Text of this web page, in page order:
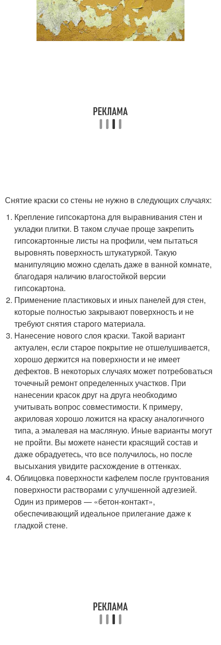
Снятие краски со стены не нужно в следующих случаях:
Крепление гипсокартона для выравнивания стен и
укладки плитки. В таком случае проще закрепить
гипсокартонные листы на профили, чем пытаться
выровнять поверхность штукатуркой. Такую
манипуляцию можно сделать даже в ванной комнате,
благодаря наличию влагостойкой версии
гипсокартона.
Применение пластиковых и иных панелей для стен,
которые полностью закрывают поверхность и не
требуют снятия старого материала.
Нанесение нового слоя краски. Такой вариант
актуален, если старое покрытие не отшелушивается,
хорошо держится на поверхности и не имеет
дефектов. В некоторых случаях может потребоваться
точечный ремонт определенных участков. При
нанесении красок друг на друга необходимо
учитывать вопрос совместимости. К примеру,
акриловая хорошо ложится на краску аналогичного
типа, а эмалевая на масляную. Иные варианты могут
не пройти. Вы можете нанести красящий состав и
даже обрадуетесь, что все получилось, но после
высыхания увидите расхождение в оттенках.
Облицовка поверхности кафелем после грунтования
поверхности растворами с улучшенной адгезией.
Один из примеров — «бетон-контакт»,
обеспечивающий идеальное прилегание даже к
гладкой стене.